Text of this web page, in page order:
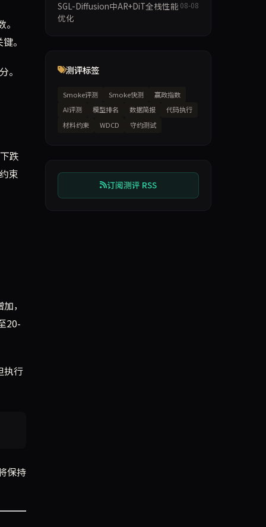
。
。
跌
束
，
20-
执行
保持
SGL-Diffusion中AR+DiT全栈性能
优化
08-08
测评标签
Smoke评测 Smoke快测
赢政指数
AI评测
模型排名 数据简报
代码执行
材料约束
WDCD 守约测试
订阅测评 RSS